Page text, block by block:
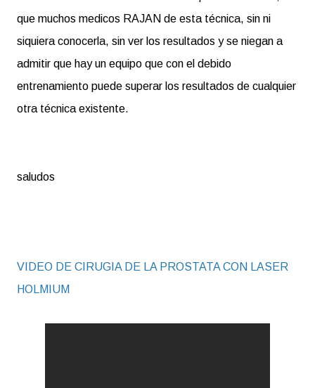
que muchos medicos RAJAN de esta técnica, sin ni
siquiera conocerla, sin ver los resultados y se niegan a
admitir que hay un equipo que con el debido
entrenamiento puede superar los resultados de cualquier
otra técnica existente.
saludos
VIDEO DE CIRUGIA DE LA PROSTATA CON LASER
HOLMIUM